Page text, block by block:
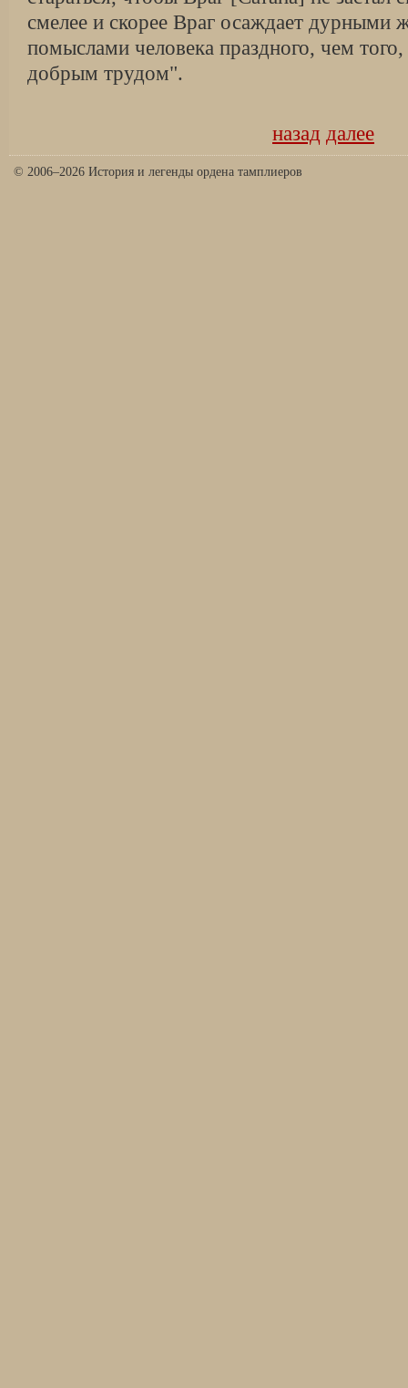
смелее и скорее Враг осаждает дурными
помыслами человека праздного, чем
добрым трудом".
назад далее
© 2006–2026 История и легенды ордена тамплиеров